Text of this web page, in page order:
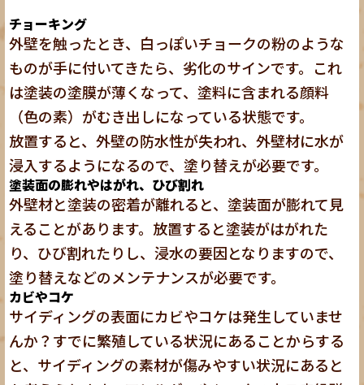
チョーキング
外壁を触ったとき、白っぽいチョークの粉のような
ものが手に付いてきたら、劣化のサインです。これ
は塗装の塗膜が薄くなって、塗料に含まれる顔料
（色の素）がむき出しになっている状態です。
放置すると、外壁の防水性が失われ、外壁材に水が
浸入するようになるので、塗り替えが必要です。
塗装面の膨れやはがれ、ひび割れ
外壁材と塗装の密着が離れると、塗装面が膨れて見
えることがあります。放置すると塗装がはがれた
り、ひび割れたりし、浸水の要因となりますので、
塗り替えなどのメンテナンスが必要です。
カビやコケ
サイディングの表面にカビやコケは発生していませ
んか？すでに繁殖している状況にあることからする
と、サイディングの素材が傷みやすい状況にあると